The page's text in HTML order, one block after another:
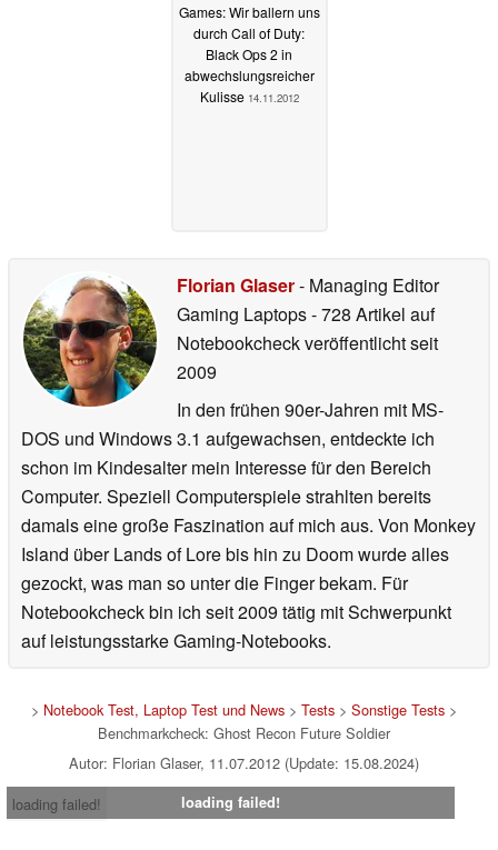
Games: Wir ballern uns
durch Call of Duty:
Black Ops 2 in
abwechslungsreicher
Kulisse 14.11.2012
Florian Glaser- Managing Editor
Gaming Laptops- 728 Artikel auf
Notebookcheck veröffentlichtseit
2009
In den frühen 90er-Jahren mit MS-
DOS und Windows 3.1 aufgewachsen, entdeckte ich
schon im Kindesalter mein Interesse für den Bereich
Computer. Speziell Computerspiele strahlten bereits
damals eine große Faszination auf mich aus. Von Monkey
Island über Lands of Lore bis hin zu Doom wurde alles
gezockt, was man so unter die Finger bekam. Für
Notebookcheck bin ich seit 2009 tätig mit Schwerpunkt
auf leistungsstarke Gaming-Notebooks.
> Notebook Test, Laptop Test und News> Tests> Sonstige Tests>
Benchmarkcheck: Ghost Recon Future Soldier
Autor: Florian Glaser, 11.07.2012 (Update: 15.08.2024)
loading failed!
loading failed!